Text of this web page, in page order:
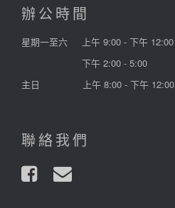
辦公時間
星期一至六
上午 9:00 - 下午 12:00
下午 2:00 - 5:00
主日
上午 8:00 - 下午 12:00
聯絡我們